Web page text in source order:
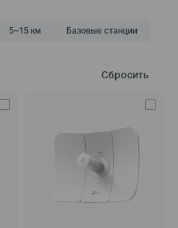
5~15 км Базовые станции
Сбросить